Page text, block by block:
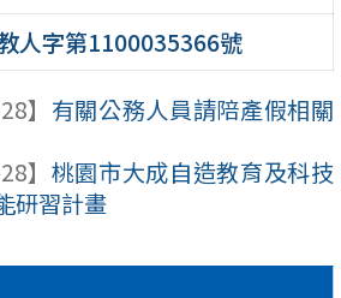
人字第1100035366號
】 有關公務人員請陪產假相關
】 桃園市大成自造教育及科技
研習計畫